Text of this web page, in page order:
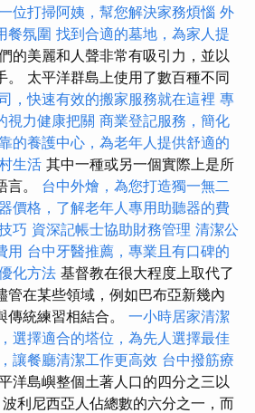
位打掃阿姨，幫您解決家務煩惱 外
餐氛圍 找到合適的墓地，為家人提
的美麗和人聲非常有吸引力，並以
。 太平洋群島上使用了數百種不同
，快速有效的搬家服務就在這裡 專
視力健康把關 商業登記服務，簡化
的養護中心，為老年人提供舒適的
生活 其中一種或另一個實際上是所
言。 台中外燴，為您打造獨一無二
價格，了解老年人專用助聽器的費
巧 資深記帳士協助財務管理 清潔公
用 台中牙醫推薦，專業且有口碑的
化方法 基督教在很大程度上取代了
管在某些領域，例如巴布亞新幾內
傳統練習相結合。 一小時居家清潔
選擇適合的塔位，為先人選擇最佳
讓餐廳清潔工作更高效 台中撥筋療
洋島嶼整個土著人口的四分之三以
波利尼西亞人佔總數的六分之一，而